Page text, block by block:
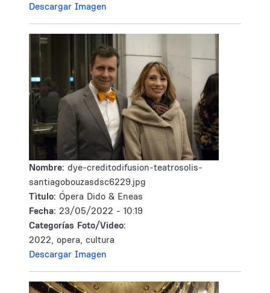
Descargar Imagen
Nombre: dye-creditodifusion-teatrosolis-
santiagobouzasdsc6229.jpg
Tìtulo: Ópera Dido & Eneas
Fecha: 23/05/2022 - 10:19
Categorías Foto/Video:
2022, opera, cultura
Descargar Imagen